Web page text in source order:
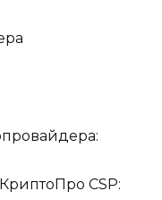
CSP: